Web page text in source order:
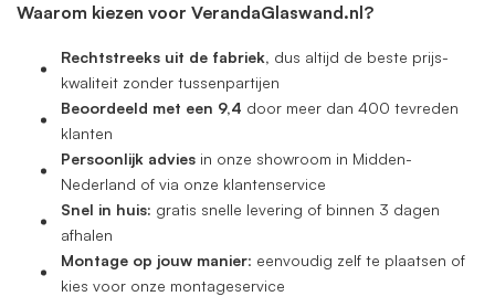
Waarom kiezen voor VerandaGlaswand.nl?
Rechtstreeks uit de fabriek, dus altijd de beste prijs-
kwaliteit zonder tussenpartijen
Beoordeeld met een 9,4 door meer dan 400 tevreden
klanten
Persoonlijk advies in onze showroom in Midden-
Nederland of via onze klantenservice
Snel in huis: gratis snelle levering of binnen 3 dagen
afhalen
Montage op jouw manier: eenvoudig zelf te plaatsen of
kies voor onze montageservice